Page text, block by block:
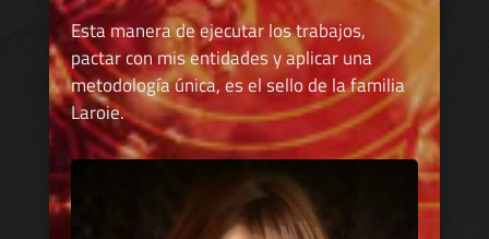
Esta manera de ejecutar los trabajos,
pactar con mis entidades y aplicar una
metodología única, es el sello de la familia
Laroie.